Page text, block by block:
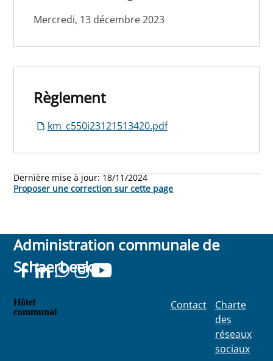
Mercredi, 13 décembre 2023
Règlement
km_c550i23121513420.pdf
Dernière mise à jour: 18/11/2024
Proposer une correction sur cette page
Administration communale de
Schaerbeek
Hôtel
communal
Contact
Charte
des
réseaux
sociaux